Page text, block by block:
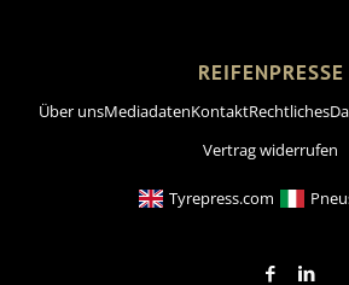
REIFENPRESSE
Über unsMediadatenKontaktRechtliches
Vertrag widerrufen
Tyrepress.com